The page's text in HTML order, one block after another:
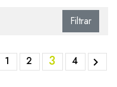
Filtrar
1 2 3 4 